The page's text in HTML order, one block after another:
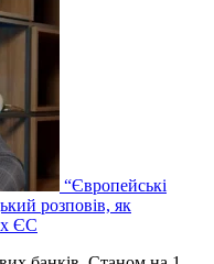
“Європейські
розповів, як
ЄС